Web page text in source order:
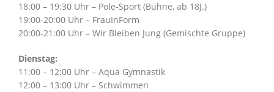
18:00 – 19:30 Uhr – Pole-Sport (Bühne, ab 18J.)
19:00-20:00 Uhr – FrauInForm
20:00-21:00 Uhr – Wir Bleiben Jung (Gemischte Gruppe)
Dienstag:
11:00 – 12:00 Uhr – Aqua Gymnastik
12:00 – 13:00 Uhr – Schwimmen